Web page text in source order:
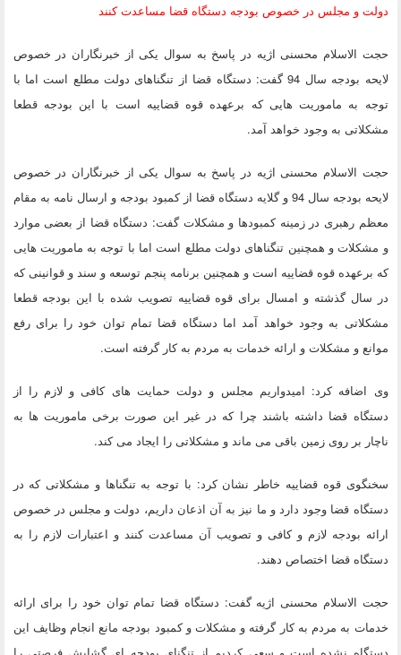
دولت و مجلس در خصوص بودجه دستگاه قضا مساعدت کنند
حجت الاسلام محسنی اژیه در پاسخ به سوال یکی از خبرنگاران در خصوص
لایحه بودجه سال 94 گفت: دستگاه قضا از تنگناهای دولت مطلع است اما با
توجه به ماموریت هایی که برعهده قوه قضاییه است با این بودجه قطعا
مشکلاتی به وجود خواهد آمد.
حجت الاسلام محسنی اژیه در پاسخ به سوال یکی از خبرنگاران در خصوص
لایحه بودجه سال 94 و گلایه دستگاه قضا از کمبود بودجه و ارسال نامه به مقام
معظم رهبری در زمینه کمبودها و مشکلات گفت: دستگاه قضا از بعضی موارد
و مشکلات و همچنین تنگناهای دولت مطلع است اما با توجه به ماموریت هایی
که برعهده قوه قضاییه است و همچنین برنامه پنجم توسعه و سند و قوانینی که
در سال گذشته و امسال برای قوه قضاییه تصویب شده با این بودجه قطعا
مشکلاتی به وجود خواهد آمد اما دستگاه قضا تمام توان خود را برای رفع
موانع و مشکلات و ارائه خدمات به مردم به کار گرفته است.
وی اضافه کرد: امیدواریم مجلس و دولت حمایت های کافی و لازم را از
دستگاه قضا داشته باشند چرا که در غیر این صورت برخی ماموریت ها به
ناچار بر روی زمین باقی می ماند و مشکلاتی را ایجاد می کند.
سخنگوی قوه قضاییه خاطر نشان کرد: با توجه به تنگناها و مشکلاتی که در
دستگاه قضا وجود دارد و ما نیز به آن اذعان داریم، دولت و مجلس در خصوص
ارائه بودجه لازم و کافی و تصویب آن مساعدت کنند و اعتبارات لازم را به
دستگاه قضا اختصاص دهند.
حجت الاسلام محسنی اژیه گفت: دستگاه قضا تمام توان خود را برای ارائه
خدمات به مردم به کار گرفته و مشکلات و کمبود بودجه مانع انجام وظایف این